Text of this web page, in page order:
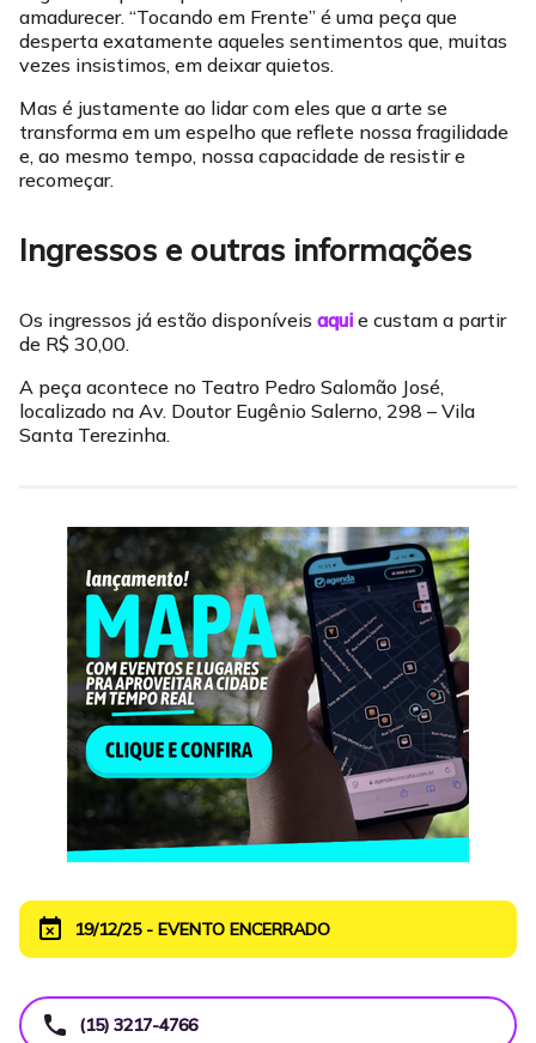
amadurecer. “Tocando em Frente” é uma peça que
desperta exatamente aqueles sentimentos que, muitas
vezes insistimos, em deixar quietos.
Mas é justamente ao lidar com eles que a arte se
transforma em um espelho que reflete nossa fragilidade
e, ao mesmo tempo, nossa capacidade de resistir e
recomeçar.
Ingressos e outras informações
Os ingressos já estão disponíveis aqui e custam a partir
de R$ 30,00.
A peça acontece no Teatro Pedro Salomão José,
localizado na Av. Doutor Eugênio Salerno, 298 – Vila
Santa Terezinha.
event_busy 19/12/25 - EVENTO ENCERRADO
call (15) 3217-4766